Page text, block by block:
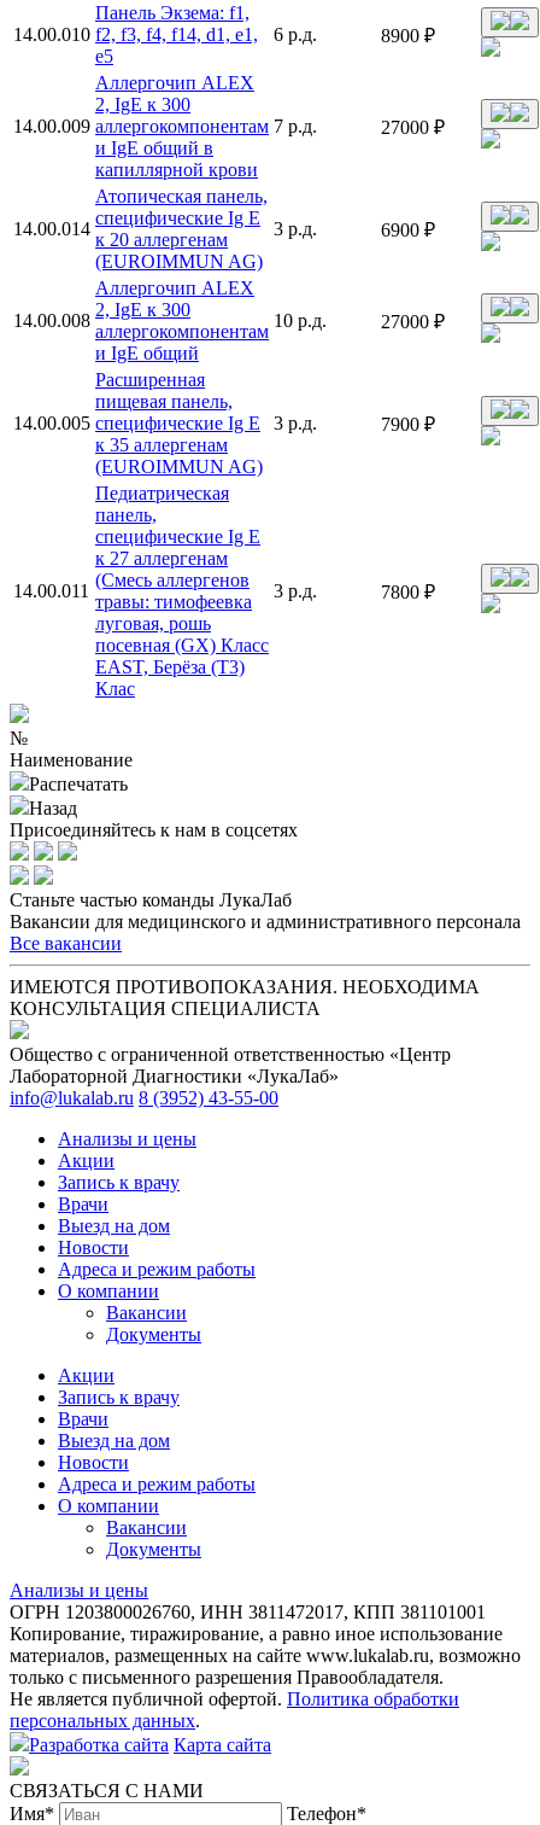
14.00.010
Панель Экзема: f1,
f2, f3, f4, f14, d1, e1,
e5
6 р.д. 8900 ₽
14.00.009
Аллергочип ALEX
2, IgE к 300
аллергокомпонентам
и IgE общий в
капиллярной крови
7 р.д. 27000 ₽
14.00.014
Атопическая панель,
специфические Ig E
к 20 аллергенам
(EUROIMMUN AG)
3 р.д. 6900 ₽
14.00.008
Аллергочип ALEX
2, IgE к 300
аллергокомпонентам
и IgE общий
10 р.д. 27000 ₽
14.00.005
Расширенная
пищевая панель,
специфические Ig E
к 35 аллергенам
(EUROIMMUN AG)
3 р.д. 7900 ₽
14.00.011
Педиатрическая
панель,
специфические Ig E
к 27 аллергенам
(Смесь аллергенов
травы: тимофеевка
луговая, рошь
посевная (GX) Класс
EAST, Берёза (Т3)
Клас
3 р.д. 7800 ₽
№
Наименование
Распечатать
Назад
Присоединяйтесь к нам в соцсетях
Станьте частью команды ЛукаЛаб
Вакансии для медицинского и административного персонала
Все вакансии
ИМЕЮТСЯ ПРОТИВОПОКАЗАНИЯ. НЕОБХОДИМА
КОНСУЛЬТАЦИЯ СПЕЦИАЛИСТА
Общество с ограниченной ответственностью «Центр
Лабораторной Диагностики «ЛукаЛаб»
info@lukalab.ru 8 (3952) 43-55-00
Анализы и цены
Акции
Запись к врачу
Врачи
Выезд на дом
Новости
Адреса и режим работы
О компании
Вакансии
Документы
Акции
Запись к врачу
Врачи
Выезд на дом
Новости
Адреса и режим работы
О компании
Вакансии
Документы
Анализы и цены
ОГРН 1203800026760, ИНН 3811472017, КПП 381101001
Копирование, тиражирование, а равно иное использование
материалов, размещенных на сайте www.lukalab.ru, возможно
только с письменного разрешения Правообладателя.
Не является публичной офертой. Политика обработки
персональных данных.
Разработка сайта Карта сайта
СВЯЗАТЬСЯ С НАМИ
Имя* Телефон*